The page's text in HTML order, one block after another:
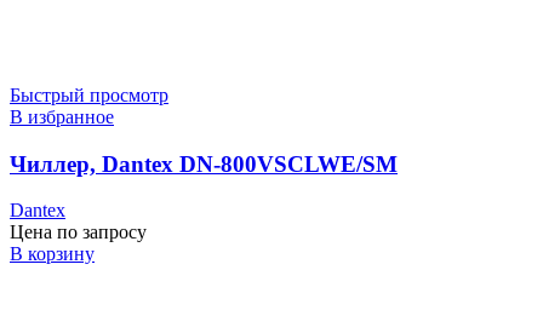
Быстрый просмотр
В избранное
Чиллер, Dantex DN-800VSCLWE/SM
Dantex
Цена по запросу
В корзину